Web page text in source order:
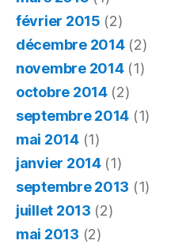
février 2015 (2)
décembre 2014(2)
novembre 2014(1)
octobre 2014(2)
septembre 2014 (1)
mai 2014(1)
janvier 2014(1)
septembre 2013 (1)
juillet 2013 (2)
mai 2013 (2)